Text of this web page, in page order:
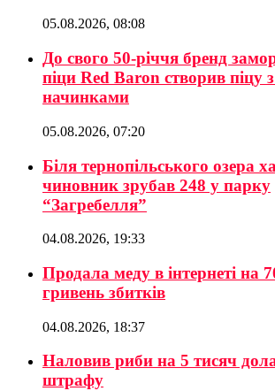
05.08.2026, 08:08
До свого 50-річчя бренд
піци Red Baron створив піцу
начинками
05.08.2026, 07:20
Біля тернопільського озера
чиновник зрубав 248 у парку
“Загребелля”
04.08.2026, 19:33
Продала меду в інтернеті на
гривень збитків
04.08.2026, 18:37
Наловив риби на 5 тисяч
штрафу